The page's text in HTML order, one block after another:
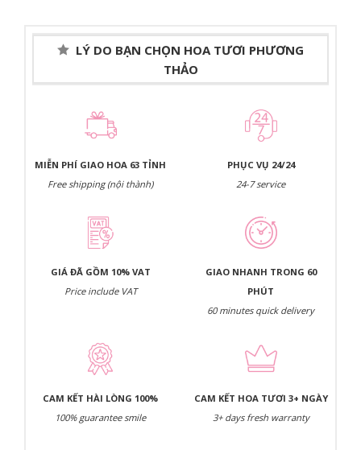
LÝ DO BẠN CHỌN HOA TƯƠI PHƯƠNG
THẢO
MIỄN PHÍ GIAO HOA 63 TỈNH
Free shipping (nội thành)
PHỤC VỤ 24/24
24-7 service
GIÁ ĐÃ GỒM 10% VAT
Price include VAT
GIAO NHANH TRONG 60
PHÚT
60 minutes quick delivery
CAM KẾT HÀI LÒNG 100%
100% guarantee smile
CAM KẾT HOA TƯƠI 3+ NGÀY
3+ days fresh warranty